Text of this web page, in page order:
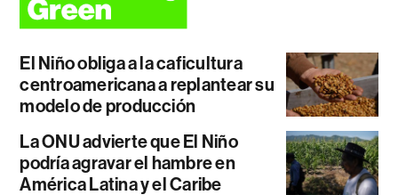
El Niño obliga a la caficultura
centroamericana a replantear su
modelo de producción
La ONU advierte que El Niño
podría agravar el hambre en
América Latina y el Caribe